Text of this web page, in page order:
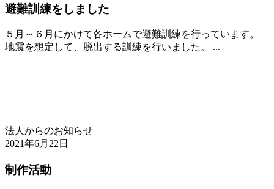
避難訓練をしました
５月～６月にかけて各ホームで避難訓練を行っています。
地震を想定して、脱出する訓練を行いました。 ...
法人からのお知らせ
2021年6月22日
制作活動